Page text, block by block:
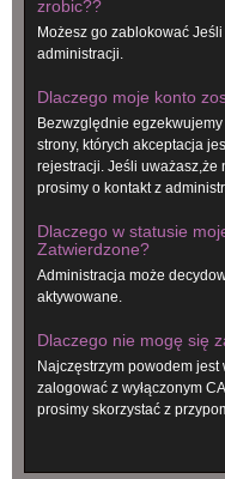
zrobic??
Możesz go zablokować
administracji.
Dlaczego moje konto
Bezwzględnie
strony, których akceptacja
rejestracji. Jeśli uważasz,że
prosimy o kontakt z
Dlaczego w statusie
Zatwierdzone?
Administracja może
aktywowane.
Dlaczego nie mogę się
Najczęstrzym powodem jest
zalogować z wyłączonym
prosimy skorzystać z